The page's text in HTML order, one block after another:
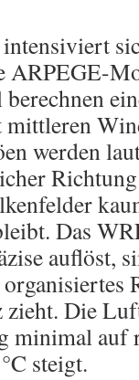
ARPEGE-
werden
Das
auflöst,
zieht. Die
minimal auf
steigt.